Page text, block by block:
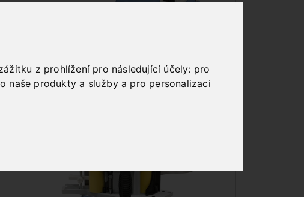
z prohlížení pro následující účely: pro
naše produkty a služby a pro personalizaci
OSTŘIČKY